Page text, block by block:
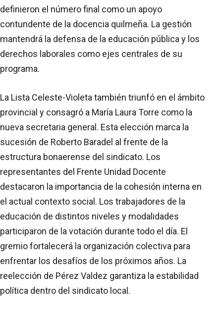
definieron el número final como un apoyo
contundente de la docencia quilmeña. La gestión
mantendrá la defensa de la educación pública y los
derechos laborales como ejes centrales de su
programa.
La Lista Celeste-Violeta también triunfó en el ámbito
provincial y consagró a María Laura Torre como la
nueva secretaria general. Esta elección marca la
sucesión de Roberto Baradel al frente de la
estructura bonaerense del sindicato. Los
representantes del Frente Unidad Docente
destacaron la importancia de la cohesión interna en
el actual contexto social. Los trabajadores de la
educación de distintos niveles y modalidades
participaron de la votación durante todo el día. El
gremio fortalecerá la organización colectiva para
enfrentar los desafíos de los próximos años. La
reelección de Pérez Valdez garantiza la estabilidad
política dentro del sindicato local.